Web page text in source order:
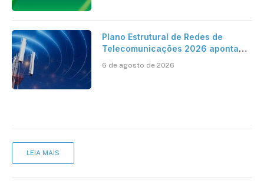
Plano Estrutural de Redes de
Telecomunicações 2026 aponta
mantém desafio
6 de agosto de 2026
LEIA MAIS